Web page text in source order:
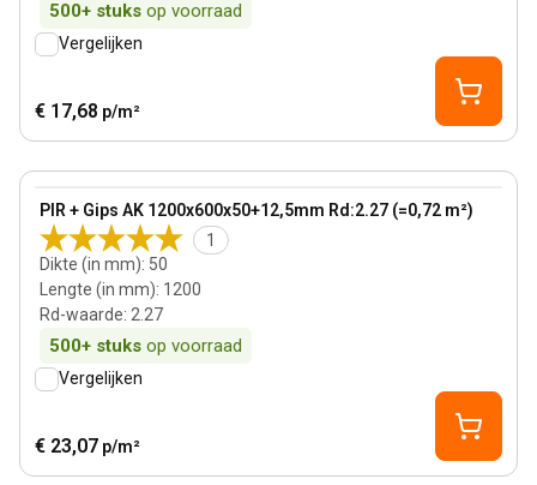
500+ stuks op voorraad
Vergelijken
€ 17,68 p/m²
PIR + Gips AK 1200x600x50+12,5mm Rd:2.27 (=0,72 m²)
1
Dikte (in mm): 50
Lengte (in mm): 1200
Rd-waarde: 2.27
500+ stuks op voorraad
View product
Vergelijken
€ 23,07 p/m²